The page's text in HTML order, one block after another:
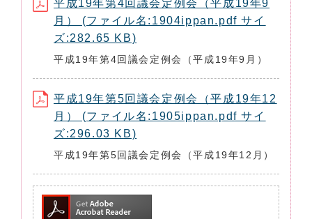
平成19年第4回議会定例会（平成19年9
月） (ファイル名:1904ippan.pdf サイ
ズ:282.65 KB)
平成19年第4回議会定例会（平成19年9月）
平成19年第5回議会定例会（平成19年12
月） (ファイル名:1905ippan.pdf サイ
ズ:296.03 KB)
平成19年第5回議会定例会（平成19年12月）